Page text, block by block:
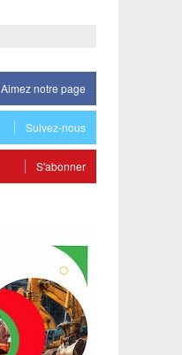
Aimez notre page
Suivez-nous
S'abonner